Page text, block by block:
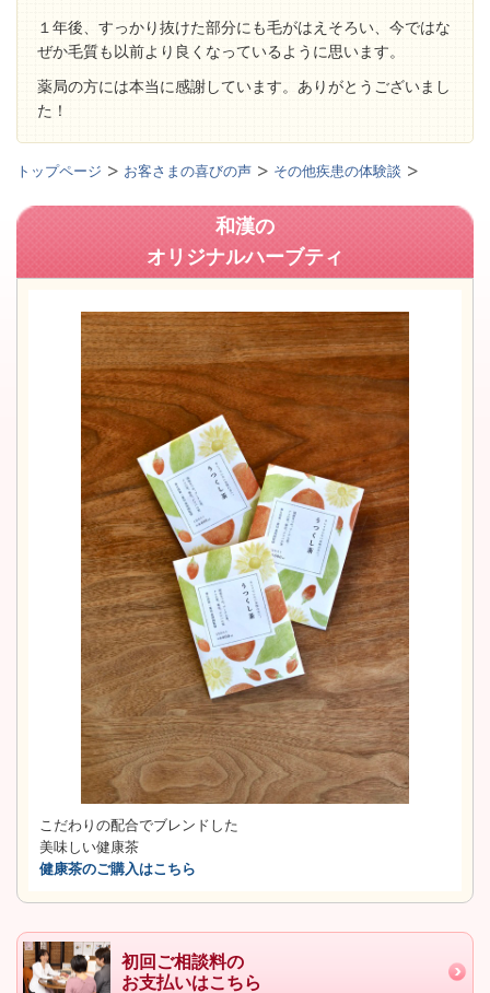
１年後、すっかり抜けた部分にも毛がはえそろい、今ではな
ぜか毛質も以前より良くなっているように思います。
薬局の方には本当に感謝しています。ありがとうございまし
た！
トップページ お客さまの喜びの声 その他疾患の体験談
和漢の
オリジナルハーブティ
こだわりの配合でブレンドした
美味しい健康茶
健康茶のご購入はこちら
初回ご相談料の
お支払いはこちら